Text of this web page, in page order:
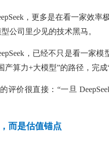
，更多是在看一家效
公司里少见的技术黑马。
，已经不只是看一家
产算力+大模型”的路径，完成
评价很直接：“一旦
而是估值锚点